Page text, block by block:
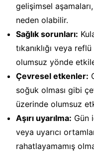
gelişimsel
neden olabilir.
Sağlık sorunları:
tıkanıklığı veya
olumsuz yönde
Çevresel etkenler:
soğuk olması gibi
üzerinde olumsuz
Aşırı uyarılma: Gün
veya uyarıcı
rahatlayamamış